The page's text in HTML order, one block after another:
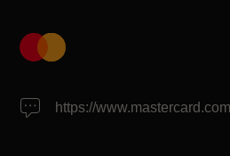
https://